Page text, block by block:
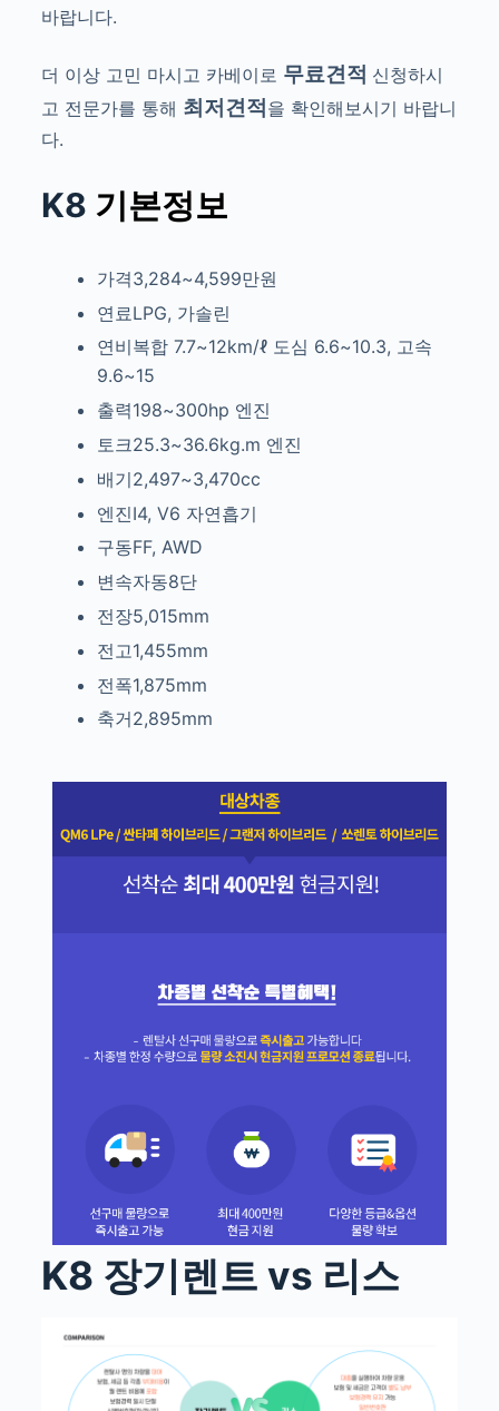
바랍니다.
더 이상 고민 마시고 카베이로 무료견적 신청하시
고 전문가를 통해 최저견적 을 확인해보시기 바랍니
다.
K8 기본정보
가격3,284~4,599만원
연료LPG, 가솔린
연비복합 7.7~12km/ℓ 도심 6.6~10.3, 고속
9.6~15
출력198~300hp 엔진
토크25.3~36.6kg.m 엔진
배기2,497~3,470cc
엔진I4, V6 자연흡기
구동FF, AWD
변속자동8단
전장5,015mm
전고1,455mm
전폭1,875mm
축거2,895mm
K8 장기렌트 vs 리스